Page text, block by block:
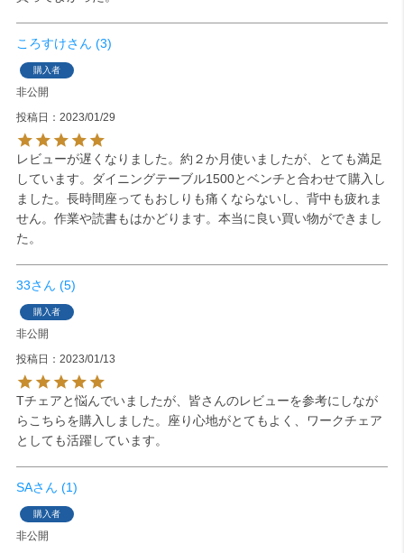
ころすけ 3
購入者
非公開
投稿日
2023/01/29
レビューが遅くなりました。約２か月使いましたが、とても満足
しています。ダイニングテーブル1500とベンチと合わせて購入し
ました。長時間座ってもおしりも痛くならないし、背中も疲れま
せん。作業や読書もはかどります。本当に良い買い物ができまし
た。
33 5
購入者
非公開
投稿日
2023/01/13
Tチェアと悩んでいましたが、皆さんのレビューを参考にしなが
らこちらを購入しました。座り心地がとてもよく、ワークチェア
としても活躍しています。
SA 1
購入者
非公開